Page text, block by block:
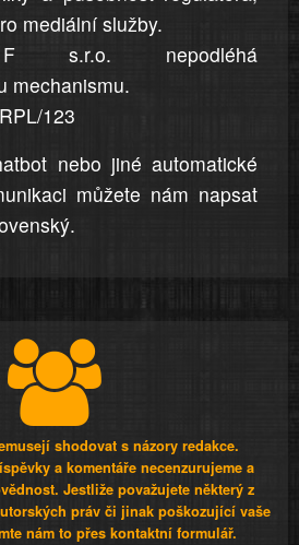
mediální služby.
F s.r.o. nepodléhá
mechanismu.
123
nebo jiné automatické
můžete nám napsat
shodovat s názory redakce.
a komentáře necenzurujeme a
Jestliže považujete některý z
práv či jinak poškozující vaše
nám to přes kontaktní formulář.